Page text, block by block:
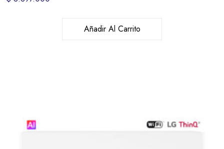
Añadir Al Carrito